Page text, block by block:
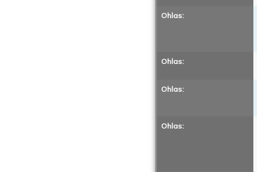
Ohlas:
Ohlas:
Ohlas:
Ohlas: